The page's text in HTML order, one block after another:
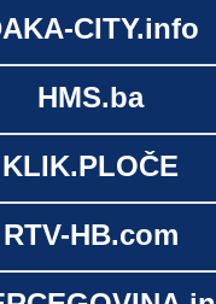
CITY.info
HMS.ba
KLIK.PLOČE
RTV-HB.com